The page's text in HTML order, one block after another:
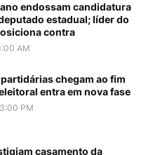
endossam candidatura
estadual; líder do
contra
AM
chegam ao fim
entra em nova fase
PM
casamento da